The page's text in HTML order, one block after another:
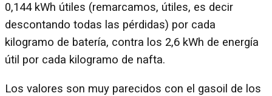
0,144 kWh útiles (remarcamos, útiles, es decir
descontando todas las pérdidas) por cada
kilogramo de batería, contra los 2,6 kWh de energía
útil por cada kilogramo de nafta.
Los valores son muy parecidos con el gasoil de los